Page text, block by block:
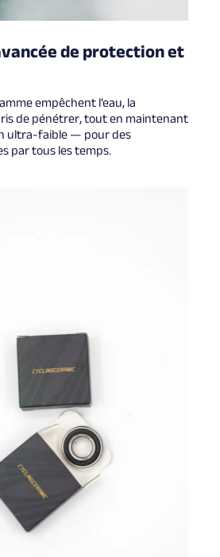
de protection et
empêchent l’eau, la
de pénétrer, tout en maintenant
ultra-faible — pour des
par tous les temps.